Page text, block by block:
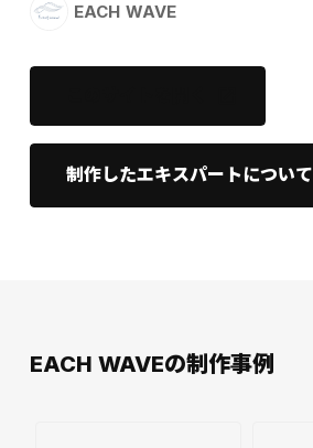
EACH WAVE
制作したエキスパートについて
EACH WAVEの制作事例